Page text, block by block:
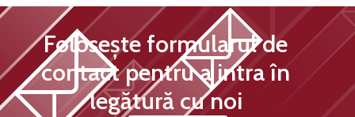
Folosește formularul de
contact pentru a intra în
legătură cu noi